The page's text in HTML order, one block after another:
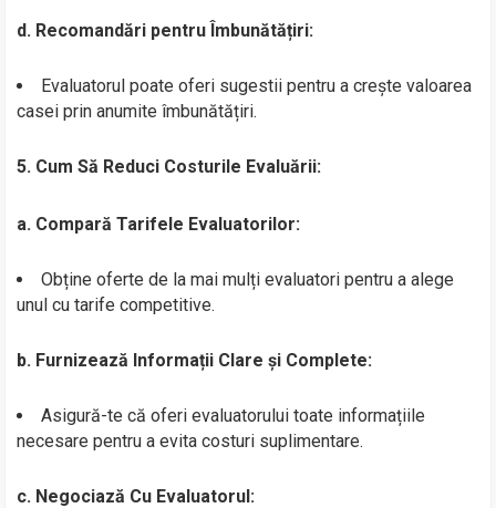
d. Recomandări pentru Îmbunătățiri:
Evaluatorul poate oferi sugestii pentru a crește valoarea
casei prin anumite îmbunătățiri.
5. Cum Să Reduci Costurile Evaluării:
a. Compară Tarifele Evaluatorilor:
Obține oferte de la mai mulți evaluatori pentru a alege
unul cu tarife competitive.
b. Furnizează Informații Clare și Complete:
Asigură-te că oferi evaluatorului toate informațiile
necesare pentru a evita costuri suplimentare.
c. Negociază Cu Evaluatorul: